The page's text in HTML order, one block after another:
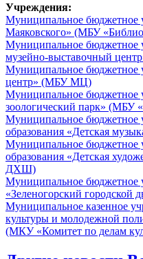
Учреждения:
Муниципальное бюджетное
Маяковского» (МБУ
Муниципальное бюджетное
музейно-выставочный
Муниципальное
центр» (МБУ МЦ)
Муниципальное бюджетное
зоологический парк» (МБУ
Муниципальное бюджетное
образования «Детская
Муниципальное бюджетное
образования «Детская
ДХШ)
Муниципальное бюджетное
«Зеленогорский
Муниципальное казенное
культуры и молодежной
(МКУ «Комитет по делам